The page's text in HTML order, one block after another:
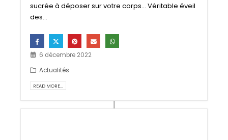
sucrée à déposer sur votre corps... Véritable éveil
des...
6 décembre 2022
Actualités
READ MORE...